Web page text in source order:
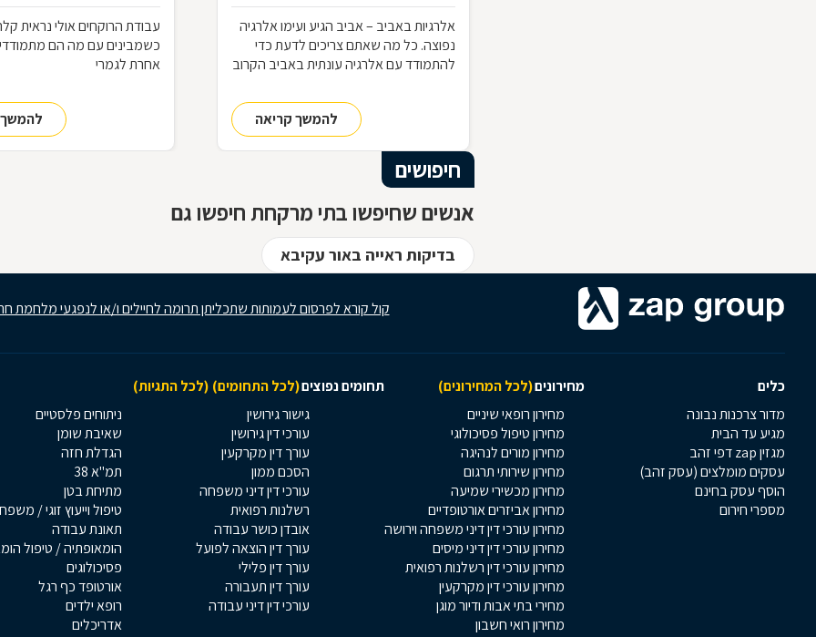
אלרגיות באביב – אביב הגיע ועימו אלרגיה
נפוצה. כל מה שאתם צריכים לדעת כדי
להתמודד עם אלרגיה עונתית באביב הקרוב
להמשך קריאה
עבודת הרוקחים אולי נראית
כשמבינים עם מה הם
אחרת לגמרי
חיפושים
אנשים שחיפשו בתי מרקחת חיפשו גם
בדיקות ראייה באור עקיבא
קול קורא לפרסום לעמותות שתכליתן תרומה לחיילים ו/או לנפגעי מלחמת
כלים מחירונים(לכל המחירונים) תחומים נפוצים(לכל התחומים) (לכל התגיות)
מדור צרכנות נבונה
מגיע עד הבית
מגזין zap דפי זהב
עסקים מומלצים (עסק זהב)
הוסף עסק בחינם
מספרי חירום
מחירון רופאי שיניים
מחירון טיפול פסיכולוגי
מחירון מורים לנהיגה
מחירון שירותי תרגום
מחירון מכשירי שמיעה
מחירון אביזרים אורטופדיים
מחירון עורכי דין דיני משפחה וירושה
מחירון עורכי דין דיני מיסים
מחירון עורכי דין רשלנות רפואית
מחירון עורכי דין מקרקעין
מחירי בתי אבות ודיור מוגן
מחירון רואי חשבון
גישור גירושין
עורכי דין גירושין
עורך דין מקרקעין
הסכם ממון
עורכי דין דיני משפחה
רשלנות רפואית
אובדן כושר עבודה
עורך דין הוצאה לפועל
עורך דין פלילי
עורך דין תעבורה
עורכי דין דיני עבודה
ניתוחים פלסטיים
שאיבת שומן
הגדלת חזה
תמ"א 38
מתיחת בטן
טיפול וייעוץ זוגי /
תאונת עבודה
הומאופתיה / טיפול
פסיכולוגים
אורטופד כף רגל
רופא ילדים
אדריכלים